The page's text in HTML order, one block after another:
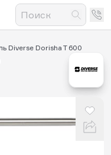
Diverse Dorisha T 600